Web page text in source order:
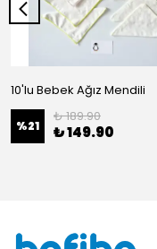
10'lu Bebek Ağız Mendili
%21
₺ 189.90
₺ 149.90